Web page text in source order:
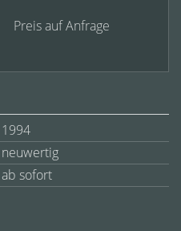
Preis auf Anfrage
1994
neuwertig
ab sofort